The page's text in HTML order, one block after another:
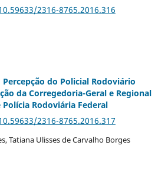
2316-8765.2016.316
Percepção do Policial Rodoviário
da Corregedoria-Geral e Regional
Rodoviária Federal
2316-8765.2016.317
Tatiana Ulisses de Carvalho Borges